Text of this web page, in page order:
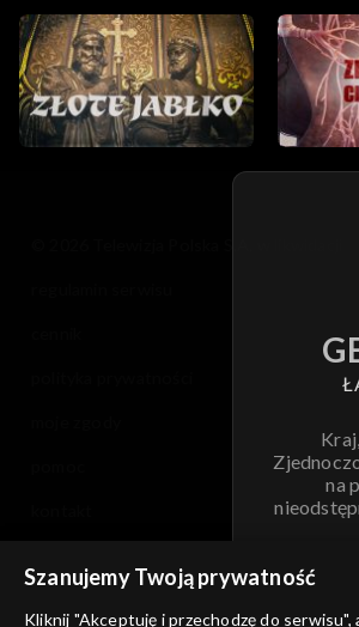
na
Szanujemy Twoją prywatność
Kliknij "Akceptuję i przechodzę do serwisu",